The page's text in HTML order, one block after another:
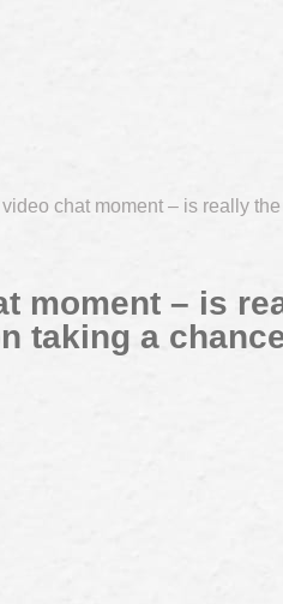
chat moment – is really
moment – is
taking a